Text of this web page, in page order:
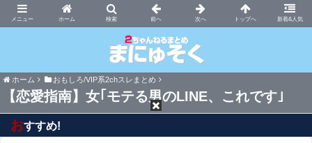
ホーム 新着&人気
まにゅそく 2chまとめニュース速報VIP
ホーム おもしろ/VIP系2chスレまとめ
【恋愛指南】女｢モテる男のLINE、これです｣
おすすめ!